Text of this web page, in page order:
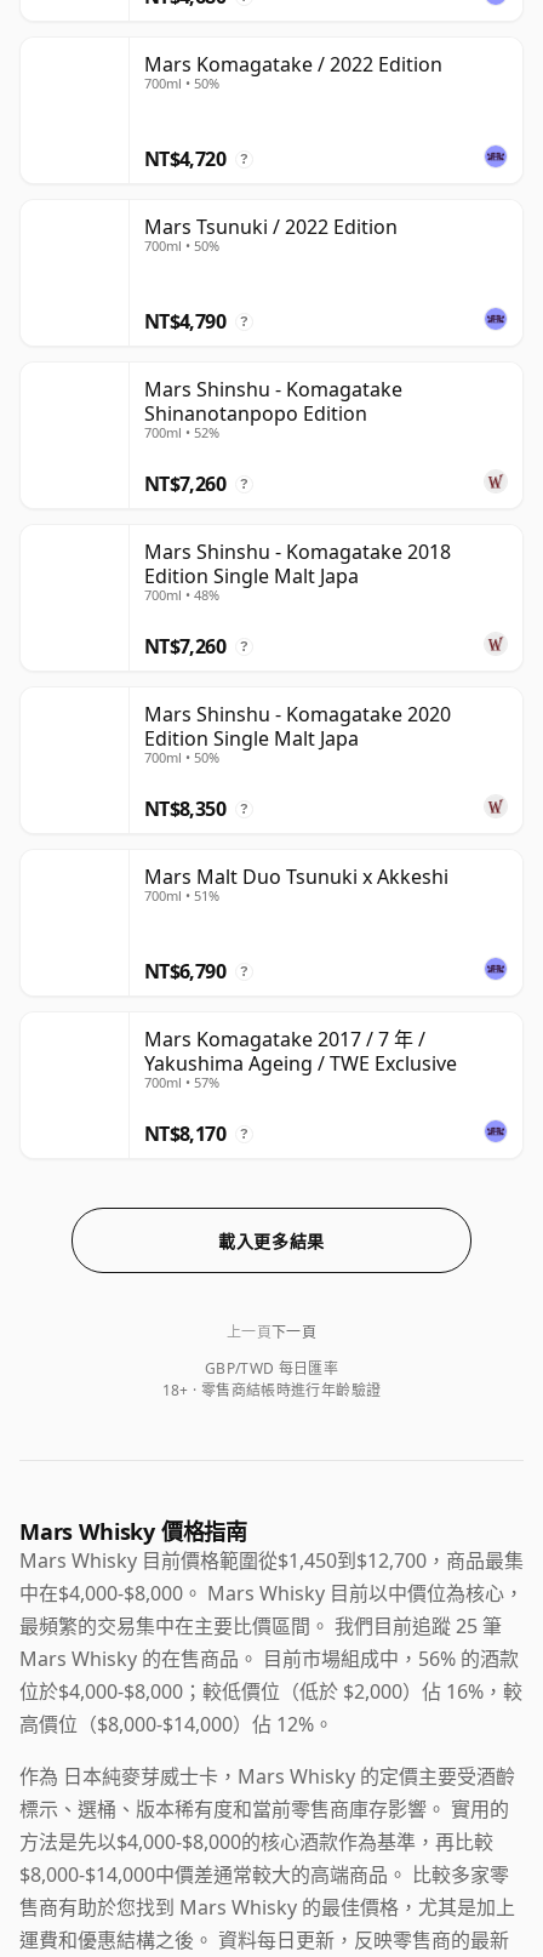
Mars Komagatake / 2022 Edition
700ml • 50%
NT$4,720 ?
Mars Tsunuki / 2022 Edition
700ml • 50%
NT$4,790 ?
Mars Shinshu - Komagatake
Shinanotanpopo Edition
700ml • 52%
NT$7,260 ?
Mars Shinshu - Komagatake 2018
Edition Single Malt Japa
700ml • 48%
NT$7,260 ?
Mars Shinshu - Komagatake 2020
Edition Single Malt Japa
700ml • 50%
NT$8,350 ?
Mars Malt Duo Tsunuki x Akkeshi
700ml • 51%
NT$6,790 ?
Mars Komagatake 2017 / 7 年 /
Yakushima Ageing / TWE Exclusive
700ml • 57%
NT$8,170 ?
載入更多結果
GBP/TWD 每日匯率
18+ · 零售商結帳時進行年齡驗證
上一頁下一頁
Mars Whisky 價格指南
Mars Whisky 目前價格範圍從$1,450到$12,700，商品最集
中在$4,000-$8,000。 Mars Whisky 目前以中價位為核心，
最頻繁的交易集中在主要比價區間。 我們目前追蹤 25 筆
Mars Whisky 的在售商品。 目前市場組成中，56% 的酒款
位於$4,000-$8,000；較低價位（低於 $2,000）佔 16%，較
高價位（$8,000-$14,000）佔 12%。
作為 日本純麥芽威士卡，Mars Whisky 的定價主要受酒齡
標示、選桶、版本稀有度和當前零售商庫存影響。 實用的
方法是先以$4,000-$8,000的核心酒款作為基準，再比較
$8,000-$14,000中價差通常較大的高端商品。 比較多家零
售商有助於您找到 Mars Whisky 的最佳價格，尤其是加上
運費和優惠結構之後。 資料每日更新，反映零售商的最新